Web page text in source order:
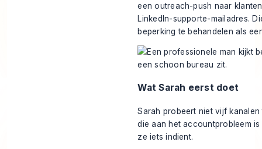
een outreach-push naar
LinkedIn-supporte-mailadres.
beperking te behandelen als
Wat Sarah eerst doet
Sarah probeert niet vijf
die aan het accountprobleem
ze iets indient.